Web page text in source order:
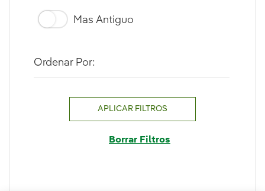
Ordenar Por:
Mas Antiguo
APLICAR FILTROS
Borrar Filtros